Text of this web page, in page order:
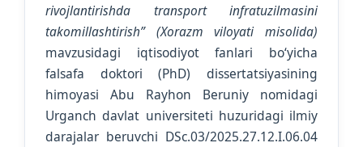
rivojlantirishda transport infratuzilmasini
takomillashtirish” (Xorazm viloyati misolida)
mavzusidagi iqtisodiyot fanlari bo‘yicha
falsafa doktori (PhD) dissertatsiyasining
himoyasi Abu Rayhon Beruniy nomidagi
Urganch davlat universiteti huzuridagi ilmiy
darajalar beruvchi DSc.03/2025.27.12.I.06.04